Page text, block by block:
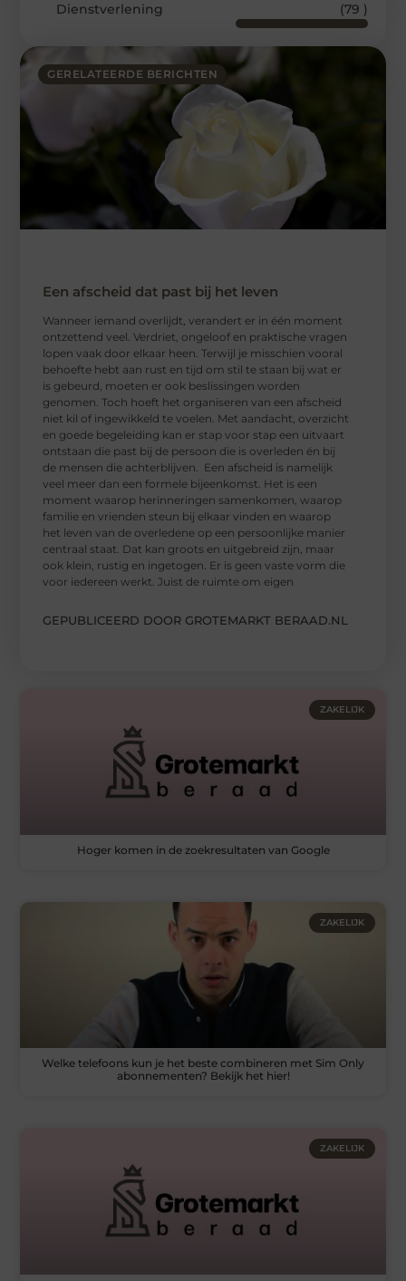
GERELATEERDE BERICHTEN
Een afscheid dat past bij het leven
Wanneer iemand overlijdt, verandert er in één moment
ontzettend veel. Verdriet, ongeloof en praktische vragen
lopen vaak door elkaar heen. Terwijl je misschien vooral
behoefte hebt aan rust en tijd om stil te staan bij wat er
is gebeurd, moeten er ook beslissingen worden
genomen. Toch hoeft het organiseren van een afscheid
niet kil of ingewikkeld te voelen. Met aandacht, overzicht
en goede begeleiding kan er stap voor stap een uitvaart
ontstaan die past bij de persoon die is overleden én bij
de mensen die achterblijven. Een afscheid is namelijk
veel meer dan een formele bijeenkomst. Het is een
moment waarop herinneringen samenkomen, waarop
familie en vrienden steun bij elkaar vinden en waarop
het leven van de overledene op een persoonlijke manier
centraal staat. Dat kan groots en uitgebreid zijn, maar
ook klein, rustig en ingetogen. Er is geen vaste vorm die
voor iedereen werkt. Juist de ruimte om eigen
GEPUBLICEERD DOOR GROTEMARKT BERAAD.NL
Dienstverlening
(79 )
ZAKELIJK
Hoger komen in de zoekresultaten van Google
ZAKELIJK
Welke telefoons kun je het beste combineren met Sim Only
abonnementen? Bekijk het hier!
ZAKELIJK